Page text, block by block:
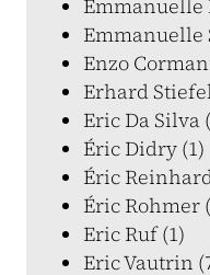
Emmanuelle
Emmanuelle
Enzo
Erhard
Eric Da Silva
Éric Didry (1)
Éric
Éric Rohmer
Eric Ruf (1)
Eric Vautrin